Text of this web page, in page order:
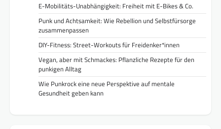
E-Mobilitäts-Unabhängigkeit: Freiheit mit E-Bikes & Co.
Punk und Achtsamkeit: Wie Rebellion und Selbstfürsorge
zusammenpassen
DIY-Fitness: Street-Workouts für Freidenker*innen
Vegan, aber mit Schmackes: Pflanzliche Rezepte für den
punkigen Alltag
Wie Punkrock eine neue Perspektive auf mentale
Gesundheit geben kann